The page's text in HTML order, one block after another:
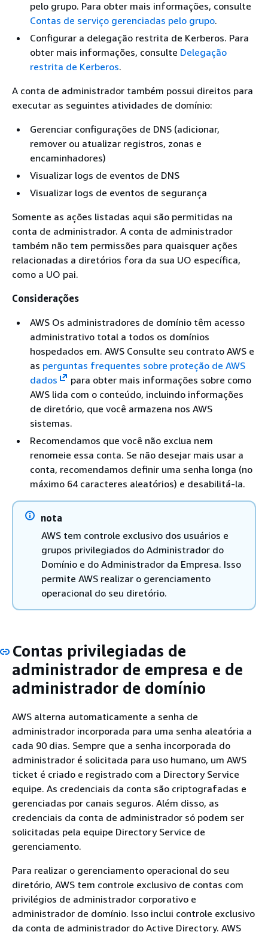
pelo grupo. Para obter mais informações, consulte
Contas de serviço gerenciadas pelo grupo.
Configurar a delegação restrita de Kerberos. Para
obter mais informações, consulte Delegação
restrita de Kerberos.
A conta de administrador também possui direitos para
executar as seguintes atividades de domínio:
Gerenciar configurações de DNS (adicionar,
remover ou atualizar registros, zonas e
encaminhadores)
Visualizar logs de eventos de DNS
Visualizar logs de eventos de segurança
Somente as ações listadas aqui são permitidas na
conta de administrador. A conta de administrador
também não tem permissões para quaisquer ações
relacionadas a diretórios fora da sua UO específica,
como a UO pai.
Considerações
AWS Os administradores de domínio têm acesso
administrativo total a todos os domínios
hospedados em. AWS Consulte seu contrato AWS e
as perguntas frequentes sobre proteção de AWS
dados
para obter mais informações sobre como
AWS lida com o conteúdo, incluindo informações
de diretório, que você armazena nos AWS
sistemas.
Recomendamos que você não exclua nem
renomeie essa conta. Se não desejar mais usar a
conta, recomendamos definir uma senha longa (no
máximo 64 caracteres aleatórios) e desabilitá-la.
nota
AWS tem controle exclusivo dos usuários e
grupos privilegiados do Administrador do
Domínio e do Administrador da Empresa. Isso
permite AWS realizar o gerenciamento
operacional do seu diretório.
Contas privilegiadas de
administrador de empresa e de
administrador de domínio
AWS alterna automaticamente a senha de
administrador incorporada para uma senha aleatória a
cada 90 dias. Sempre que a senha incorporada do
administrador é solicitada para uso humano, um AWS
ticket é criado e registrado com a Directory Service
equipe. As credenciais da conta são criptografadas e
gerenciadas por canais seguros. Além disso, as
credenciais da conta de administrador só podem ser
solicitadas pela equipe Directory Service de
gerenciamento.
Para realizar o gerenciamento operacional do seu
diretório, AWS tem controle exclusivo de contas com
privilégios de administrador corporativo e
administrador de domínio. Isso inclui controle exclusivo
da conta de administrador do Active Directory. AWS